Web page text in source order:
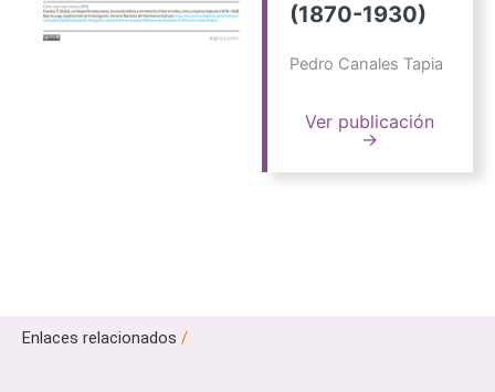
(1870-1930)
Pedro Canales Tapia
Ver publicación
→
Enlaces relacionados /